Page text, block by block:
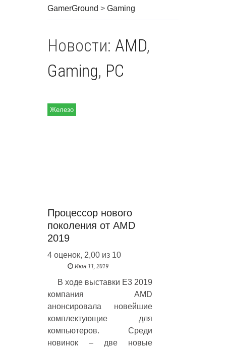
GamerGround > Gaming
Новости: AMD,
Gaming, PC
Железо
Процессор нового
поколения от AMD
2019
4 оценок, 2,00 из 10
Июн 11, 2019
В ходе выставки E3 2019
компания AMD
анонсировала новейшие
комплектующие для
компьютеров. Среди
новинок – две новые